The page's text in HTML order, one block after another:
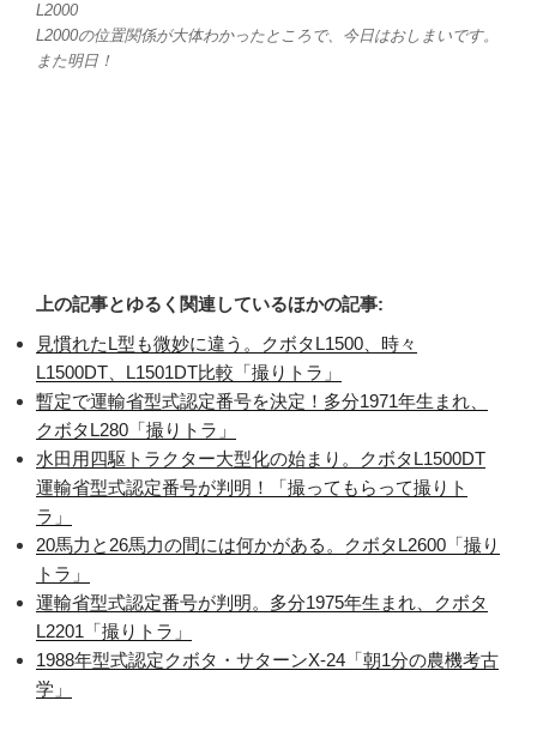
L2000
L2000の位置関係が大体わかったところで、今日はおしまいです。
また明日！
上の記事とゆるく関連しているほかの記事:
見慣れたL型も微妙に違う。クボタL1500、時々
L1500DT、L1501DT比較「撮りトラ」
暫定で運輸省型式認定番号を決定！多分1971年生まれ、
クボタL280「撮りトラ」
水田用四駆トラクター大型化の始まり。クボタL1500DT
運輸省型式認定番号が判明！「撮ってもらって撮りト
ラ」
20馬力と26馬力の間には何かがある。クボタL2600「撮り
トラ」
運輸省型式認定番号が判明。多分1975年生まれ、クボタ
L2201「撮りトラ」
1988年型式認定クボタ・サターンX-24「朝1分の農機考古
学」